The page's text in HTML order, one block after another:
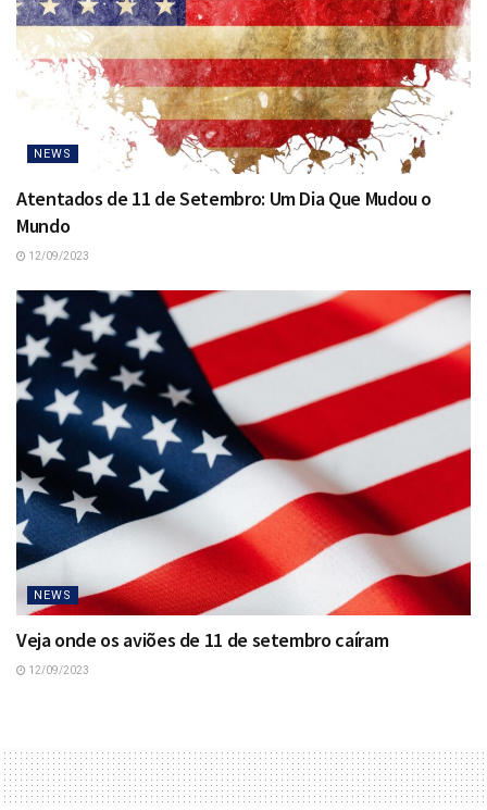
NEWS
Atentados de 11 de Setembro: Um Dia Que Mudou o
Mundo
12/09/2023
NEWS
Veja onde os aviões de 11 de setembro caíram
12/09/2023